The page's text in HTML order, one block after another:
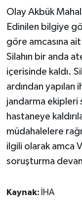
Olay Akbük
Edinilen bilgiye
göre amcasına
Silahın bir anda
içerisinde kaldı.
ardından yapılan
jandarma ekipleri
hastaneye
müdahalelere
ilgili olarak amca
soruşturma
Kaynak: İHA